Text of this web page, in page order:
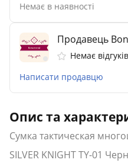
Немає в наявності
Продавець
Немає відгуків
Написати продавцю
Опис та
Сумка тактическая
SILVER KNIGHT TY-01